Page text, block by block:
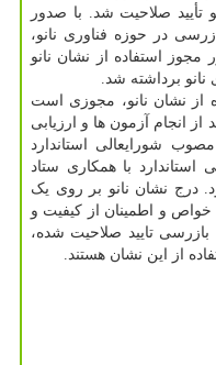
تأیید صلاحیت شد. با صدور
در حوزه فناوری نانو،
استفاده از نشان نانو
برداشته شد.
از نشان نانو، مجوزی است
انجام آزمون ها و ارزیابی
شورایعالی استاندارد
با همکاری ستاد
درج نشان نانو بر روی یک
خواص و اطمینان از کیفیت و
تایید صلاحیت شده،
از این نشان هستند.